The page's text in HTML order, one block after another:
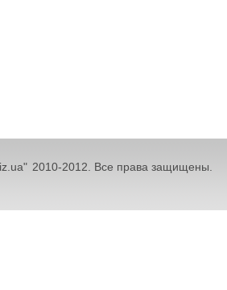
2010-2012. Все права защищены.